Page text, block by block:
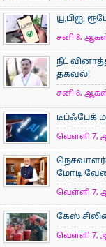
யூபிஐ,
சனி 8, ஆகஸ்ட்
நீட்
தகவல்!
சனி 8, ஆகஸ்ட்
டீப்ஃபேக்
வெள்ளி 7,
மோடி
வெள்ளி 7,
கேஸ்
வெள்ளி 7,